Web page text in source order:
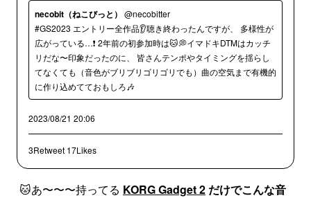
necobit（ねこびっと） @necobitter
#GS2023 エントリー全作品👂聴き終わったんですが、 多様性が
広がっている…❗️ 2年前の初参加時は🐱💭イマドキDTMはカッチ
リだな〜印象だったのに、 皆さんテンポやタイミングを揺らし
てなくても（音色がブリブリゴリゴリでも）曲の空気まで有機的
に作り込めてておもしろ🎶
2023/08/21 20:06
3Retweet 17Likes
🐱あ〜〜〜持ってる KORG Gadget 2 だけでこんな音